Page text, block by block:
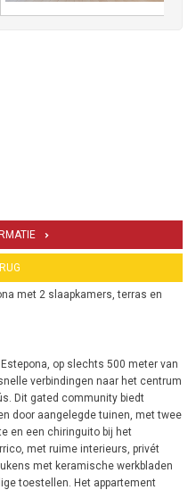
met 2 slaapkamers, terras en
op slechts 500 meter van
verbindingen naar het centrum
Dit gated community biedt
door aangelegde tuinen, met twee
en een chiringuito bij het
met ruime interieurs, privét
met keramische werkbladen
toestellen. Het appartement